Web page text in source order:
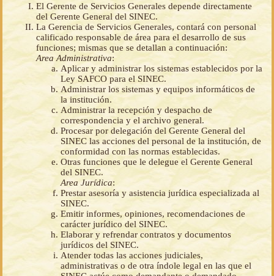
El Gerente de Servicios Generales depende directamente
del Gerente General del SINEC.
La Gerencia de Servicios Generales, contará con personal
calificado responsable de área para el desarrollo de sus
funciones; mismas que se detallan a continuación:
Area Administrativa:
Aplicar y administrar los sistemas establecidos por la
Ley SAFCO para el SINEC.
Administrar los sistemas y equipos informáticos de
la institución.
Administrar la recepción y despacho de
correspondencia y el archivo general.
Procesar por delegación del Gerente General del
SINEC las acciones del personal de la institución, de
conformidad con las normas establecidas.
Otras funciones que le delegue el Gerente General
del SINEC.
Area Jurídica:
Prestar asesoría y asistencia jurídica especializada al
SINEC.
Emitir informes, opiniones, recomendaciones de
carácter jurídico del SINEC.
Elaborar y refrendar contratos y documentos
jurídicos del SINEC.
Atender todas las acciones judiciales,
administrativas o de otra índole legal en las que el